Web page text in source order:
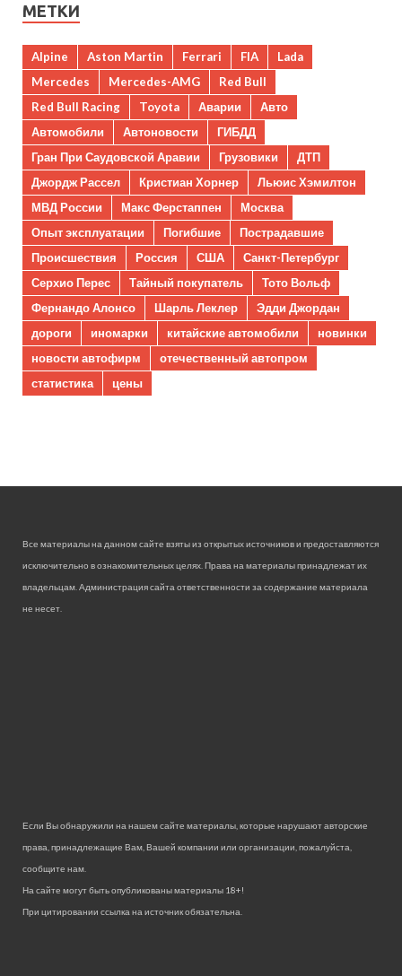
МЕТКИ
Alpine Aston Martin Ferrari FIA
Lada
Mercedes
Mercedes-AMG
Red Bull
Red Bull Racing
Toyota Аварии
Авто
Автомобили
Автоновости
ГИБДД
Гран При Саудовской Аравии
Грузовики
ДТП
Джордж Рассел
Кристиан Хорнер
Льюис Хэмилтон
МВД России
Макс Ферстаппен
Москва
Опыт эксплуатации
Погибшие
Пострадавшие
Происшествия
Россия США
Санкт-Петербург
Серхио Перес
Тайный покупатель
Тото Вольф
Фернандо Алонсо
Шарль Леклер
Эдди Джордан
дороги
иномарки китайские автомобили
новинки
новости автофирм
отечественный автопром
статистика
цены
Все материалы на данном сайте взяты из открытых источников и предоставляются
исключительно в ознакомительных целях. Права на материалы принадлежат их
владельцам. Администрация сайта ответственности за содержание материала
не несет.
Если Вы обнаружили на нашем сайте материалы, которые нарушают авторские
права, принадлежащие Вам, Вашей компании или организации, пожалуйста,
сообщите нам.
На сайте могут быть опубликованы материалы 18+!
При цитировании ссылка на источник обязательна.